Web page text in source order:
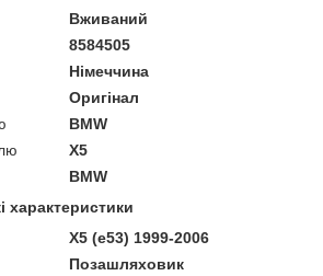
Вживаний
8584505
Німеччина
Оригінал
BMW
X5
BMW
характеристики
X5 (e53) 1999-2006
Позашляховик